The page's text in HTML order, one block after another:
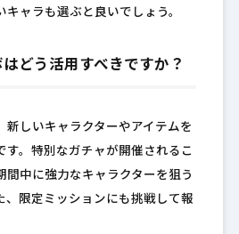
キャラも選ぶと良いでしょう。
どう活用すべきですか？
新しいキャラクターやアイテムを
す。特別なガチャが開催されるこ
間中に強力なキャラクターを狙う
、限定ミッションにも挑戦して報